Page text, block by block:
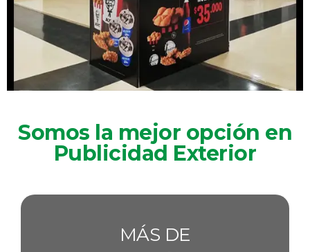
Somos la mejor opción en
Publicidad Exterior
MÁS DE